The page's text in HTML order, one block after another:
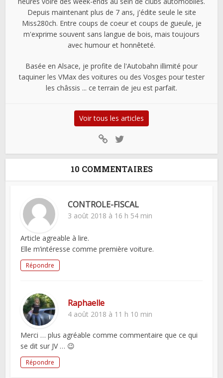
Depuis maintenant plus de 7 ans, j'édite seule le site
Miss280ch. Entre coups de coeur et coups de gueule, je
m'exprime souvent sans langue de bois, mais toujours
avec humour et honnêteté.
Basée en Alsace, je profite de l'Autobahn illimité pour
taquiner les VMax des voitures ou des Vosges pour tester
les châssis ... ce terrain de jeu est parfait.
Voir tous les articles
10 COMMENTAIRES
CONTROLE-FISCAL
3 août 2018 à 16 h 54 min
Article agreable à lire.
Elle m’intéresse comme première voiture.
Répondre
Raphaelle
4 août 2018 à 11 h 10 min
Merci … plus agréable comme commentaire que ce qui
se dit sur JV … 😉
Répondre